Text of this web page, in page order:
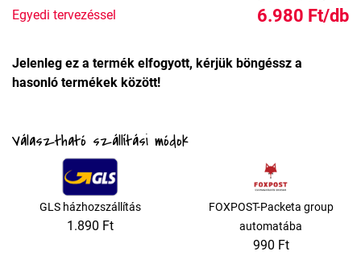
Egyedi tervezéssel 6.980 Ft/db
Jelenleg ez a termék elfogyott, kérjük böngéssz a
hasonló termékek között!
Választható szállítási módok
GLS házhozszállítás
1.890 Ft
FOXPOST-Packeta group
automatába
990 Ft